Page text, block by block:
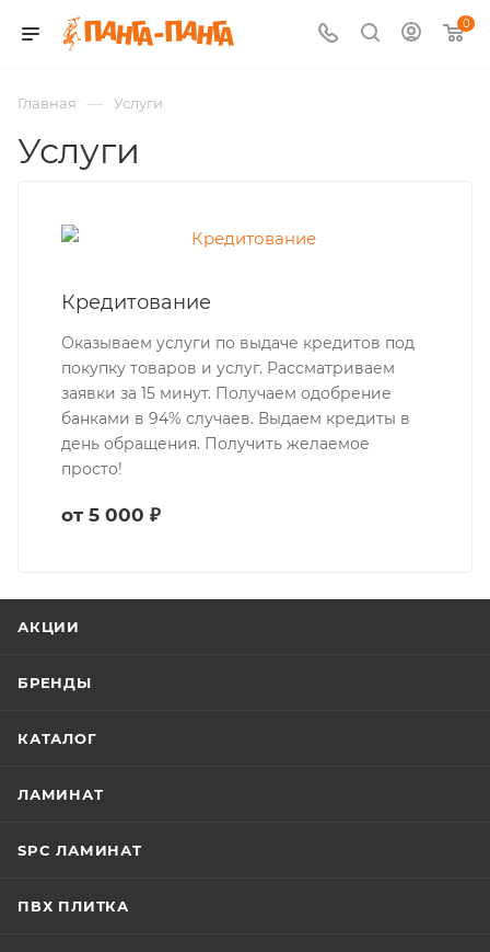
0
Главная — Услуги
Услуги
Кредитование
Оказываем услуги по выдаче кредитов под
покупку товаров и услуг. Рассматриваем
заявки за 15 минут. Получаем одобрение
банками в 94% случаев. Выдаем кредиты в
день обращения. Получить желаемое
просто!
от 5 000 ₽
АКЦИИ
БРЕНДЫ
КАТАЛОГ
ЛАМИНАТ
SPC ЛАМИНАТ
ПВХ ПЛИТКА